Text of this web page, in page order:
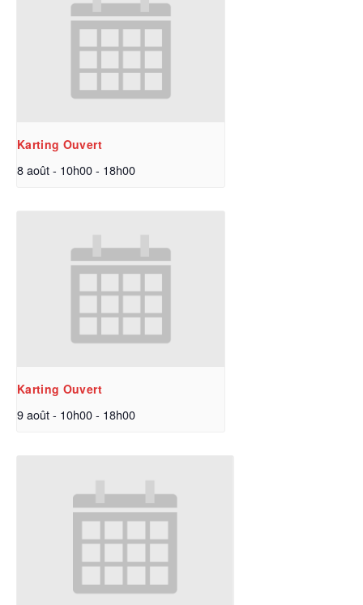
Karting Ouvert
8 août - 10h00- 18h00
Karting Ouvert
9 août - 10h00- 18h00